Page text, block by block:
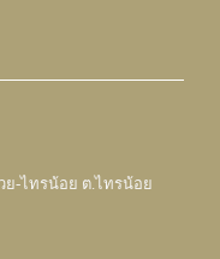
ย-ไทรน้อย ต.ไทรน้อย